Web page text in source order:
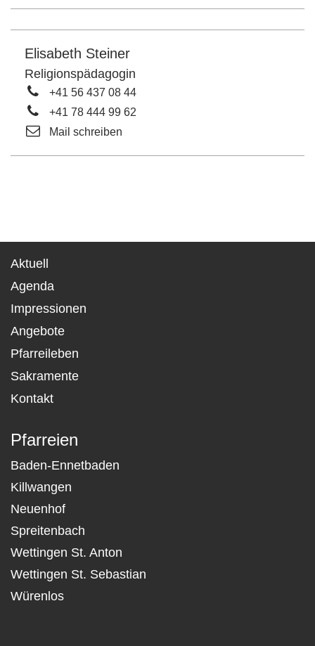
Elisabeth Steiner
Religionspädagogin
+41 56 437 08 44
+41 78 444 99 62
Mail schreiben
Aktuell
Agenda
Impressionen
Angebote
Pfarreileben
Sakramente
Kontakt
Pfarreien
Baden-Ennetbaden
Killwangen
Neuenhof
Spreitenbach
Wettingen St. Anton
Wettingen St. Sebastian
Würenlos